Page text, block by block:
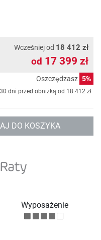
Wcześniej od 18 412 zł
od 17 399 zł
Oszczędzasz 5%
dni przed obniżką od 18 412 zł
DO KOSZYKA
Wyposażenie